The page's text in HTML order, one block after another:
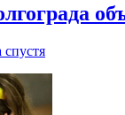
спустя